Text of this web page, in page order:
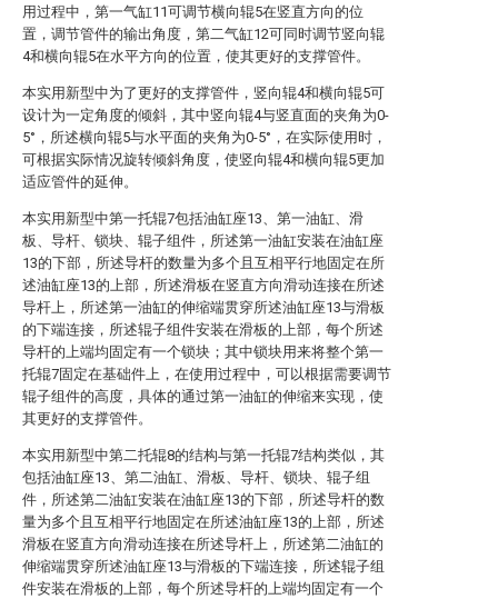
用过程中，第一气缸11可调节横向辊5在竖直方向的位
置，调节管件的输出角度，第二气缸12可同时调节竖向辊
4和横向辊5在水平方向的位置，使其更好的支撑管件。
本实用新型中为了更好的支撑管件，竖向辊4和横向辊5可
设计为一定角度的倾斜，其中竖向辊4与竖直面的夹角为0-
5°，所述横向辊5与水平面的夹角为0-5°，在实际使用时，
可根据实际情况旋转倾斜角度，使竖向辊4和横向辊5更加
适应管件的延伸。
本实用新型中第一托辊7包括油缸座13、第一油缸、滑
板、导杆、锁块、辊子组件，所述第一油缸安装在油缸座
13的下部，所述导杆的数量为多个且互相平行地固定在所
述油缸座13的上部，所述滑板在竖直方向滑动连接在所述
导杆上，所述第一油缸的伸缩端贯穿所述油缸座13与滑板
的下端连接，所述辊子组件安装在滑板的上部，每个所述
导杆的上端均固定有一个锁块；其中锁块用来将整个第一
托辊7固定在基础件上，在使用过程中，可以根据需要调节
辊子组件的高度，具体的通过第一油缸的伸缩来实现，使
其更好的支撑管件。
本实用新型中第二托辊8的结构与第一托辊7结构类似，其
包括油缸座13、第二油缸、滑板、导杆、锁块、辊子组
件，所述第二油缸安装在油缸座13的下部，所述导杆的数
量为多个且互相平行地固定在所述油缸座13的上部，所述
滑板在竖直方向滑动连接在所述导杆上，所述第二油缸的
伸缩端贯穿所述油缸座13与滑板的下端连接，所述辊子组
件安装在滑板的上部，每个所述导杆的上端均固定有一个